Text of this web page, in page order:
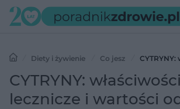
Diety i żywienie Co jesz
CYTRYNY:
wartości odżywcze
CYTRYNY: właściwości
lecznicze i wartości